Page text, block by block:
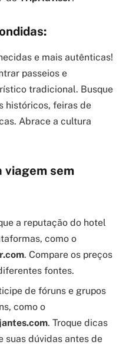
e mais autênticas!
passeios e
tradicional. Busque
históricos, feiras de
Abrace a cultura
viagem sem
a reputação do hotel
como o
. Compare os preços
fontes.
de fóruns e grupos
como o
. Troque dicas
suas dúvidas antes de